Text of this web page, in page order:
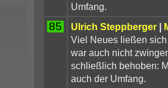
Umfang.
85 Ulrich Steppberger|
Viel Neues ließen
war auch nicht
schließlich behoben:
auch der Umfang.